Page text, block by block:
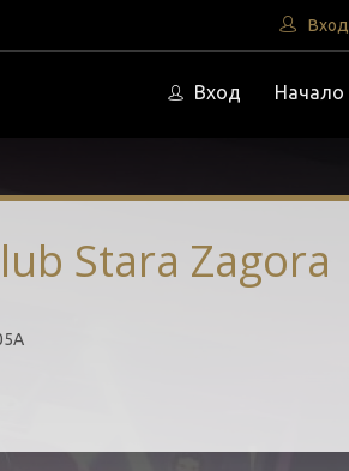
Вход
Вход Начало
Stara Zagora